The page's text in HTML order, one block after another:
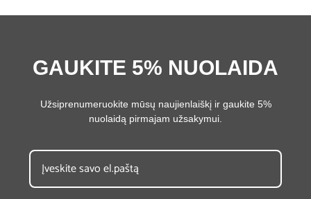
GAUKITE 5% NUOLAIDA
Užsiprenumeruokite mūsų naujienlaiškį ir gaukite 5%
nuolaidą pirmajam užsakymui.